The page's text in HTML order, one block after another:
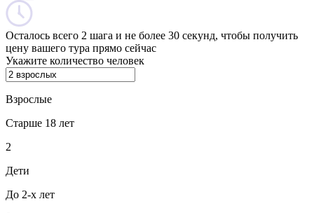
Осталось всего 2 шага и не более 30 секунд, чтобы получить
цену вашего тура прямо сейчас
Укажите количество человек
Взрослые
Старше 18 лет
2
Дети
До 2-х лет